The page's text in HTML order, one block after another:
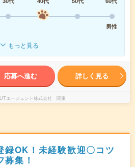
男性
もっと見る
応募へ進む 詳しく見る
UTエージェント株式会社 関東
録OK！未経験歓迎〇コツ
集！